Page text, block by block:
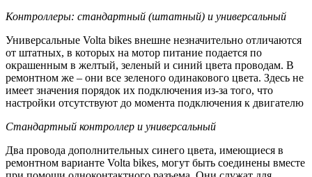
Контроллеры: стандартный (штатный) и универсальный
Универсальные Volta bikes внешне незначительно отличаются
от штатных, в которых на мотор питание подается по
окрашенным в желтый, зеленый и синий цвета проводам. В
ремонтном же – они все зеленого одинакового цвета. Здесь не
имеет значения порядок их подключения из-за того, что
настройки отсутствуют до момента подключения к двигателю
Стандартный контроллер и универсальный
Два провода дополнительных синего цвета, имеющиеся в
ремонтном варианте Volta bikes, могут быть соединены вместе